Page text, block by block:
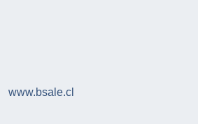
www.bsale.cl